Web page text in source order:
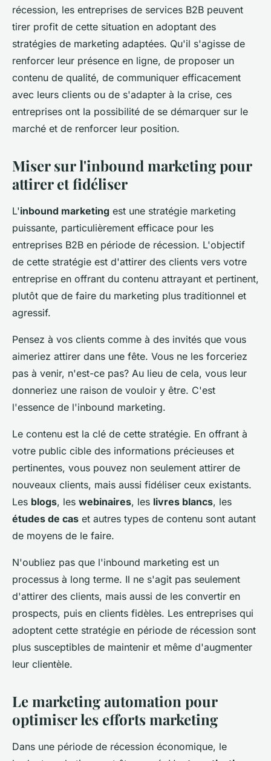
récession, les entreprises de services B2B peuvent
tirer profit de cette situation en adoptant des
stratégies de marketing adaptées. Qu'il s'agisse de
renforcer leur présence en ligne, de proposer un
contenu de qualité, de communiquer efficacement
avec leurs clients ou de s'adapter à la crise, ces
entreprises ont la possibilité de se démarquer sur le
marché et de renforcer leur position.
Miser sur l'inbound marketing pour
attirer et fidéliser
L'inbound marketing est une stratégie marketing
puissante, particulièrement efficace pour les
entreprises B2B en période de récession. L'objectif
de cette stratégie est d'attirer des clients vers votre
entreprise en offrant du contenu attrayant et pertinent,
plutôt que de faire du marketing plus traditionnel et
agressif.
Pensez à vos clients comme à des invités que vous
aimeriez attirer dans une fête. Vous ne les forceriez
pas à venir, n'est-ce pas? Au lieu de cela, vous leur
donneriez une raison de vouloir y être. C'est
l'essence de l'inbound marketing.
Le contenu est la clé de cette stratégie. En offrant à
votre public cible des informations précieuses et
pertinentes, vous pouvez non seulement attirer de
nouveaux clients, mais aussi fidéliser ceux existants.
Les blogs, les webinaires, les livres blancs, les
études de cas et autres types de contenu sont autant
de moyens de le faire.
N'oubliez pas que l'inbound marketing est un
processus à long terme. Il ne s'agit pas seulement
d'attirer des clients, mais aussi de les convertir en
prospects, puis en clients fidèles. Les entreprises qui
adoptent cette stratégie en période de récession sont
plus susceptibles de maintenir et même d'augmenter
leur clientèle.
Le marketing automation pour
optimiser les efforts marketing
Dans une période de récession économique, le